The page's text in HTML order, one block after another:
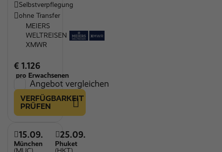
Selbstverpflegung
ohne Transfer
MEIERS
WELTREISEN
XMWR
€ 1.126
pro Erwachsenen
Angebot vergleichen
VERFÜGBARKEIT
PRÜFEN
15.09.
München
25.09.
Phuket